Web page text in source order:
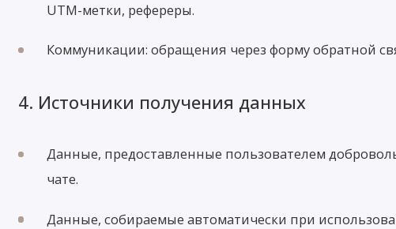
UTM-метки, рефереры.
Коммуникации: обращения через форму обратной
4. Источники получения данных
Данные, предоставленные пользователем
чате.
Данные, собираемые автоматически при